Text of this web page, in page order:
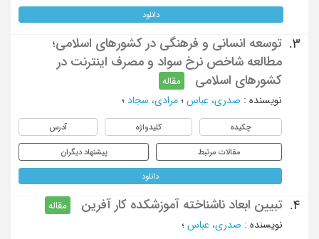
دانلود
3.
توسعه انسانی و فرهنگی در کشورهای اسلامی؛
مطالعه شاخص نرخ سواد و مصرف اینترنت در
کشورهای اسلامی
مقاله
نویسنده : صدری، عباس ؛ مرادی، سجاد ؛
چکیده کلیدواژه آدرس
مقالات مرتبط پیشنهاد دیگران
دانلود
4. تبیین ابعاد ناشناخته آموزشکده کار آفرین
مقاله
نویسنده : صدری، عباس ؛